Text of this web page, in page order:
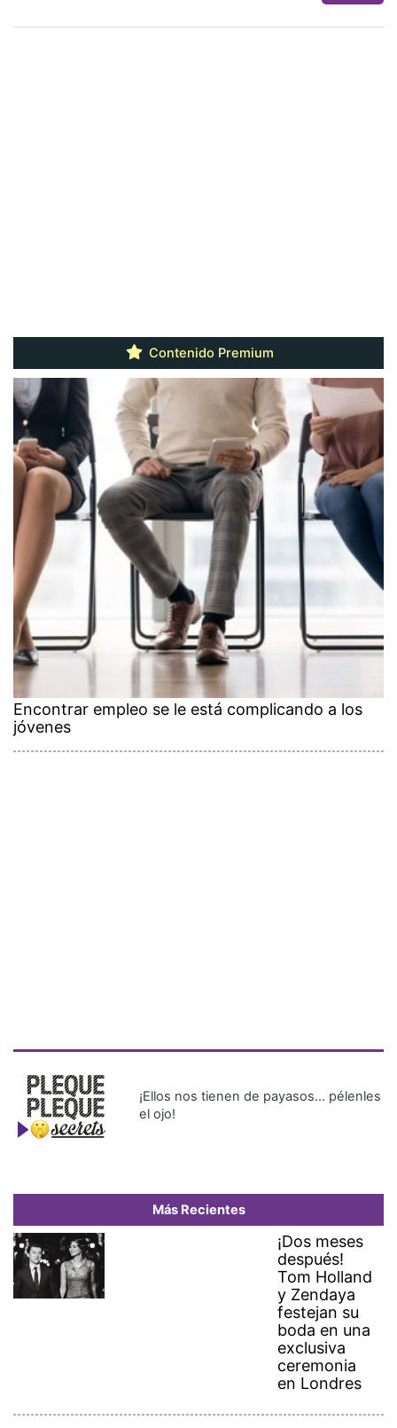
Contenido Premium
Encontrar empleo se le está complicando a los
jóvenes
¡Ellos nos tienen de payasos… pélenles
el ojo!
Más Recientes
¡Dos meses
después!
Tom Holland
y Zendaya
festejan su
boda en una
exclusiva
ceremonia
en Londres